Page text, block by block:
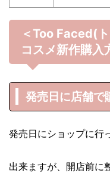
＜Too Faced(
コスメ新作購入
発売日に店舗で
発売日にショップに行
出来ますが、開店前に